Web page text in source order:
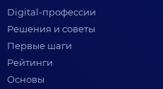
Digital-профессии
Решения и советы
Первые шаги
Рейтинги
Основы